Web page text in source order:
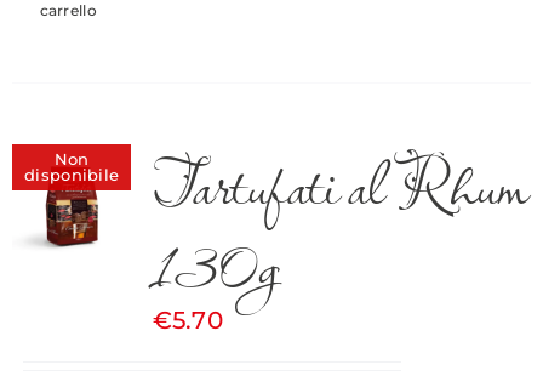
carrello
Non
disponibile
Tartufati al Rhum
130g
€5.70